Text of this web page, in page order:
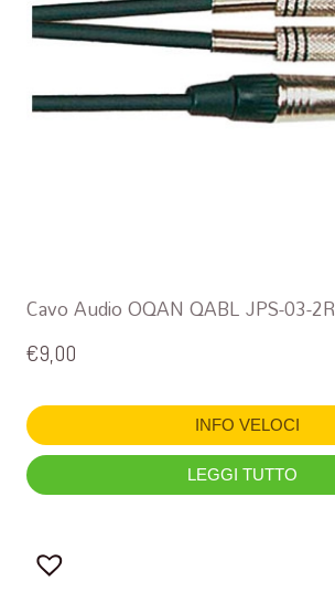
Cavo Audio OQAN QABL JPS-03-2R
€9,00
INFO VELOCI
LEGGI TUTTO